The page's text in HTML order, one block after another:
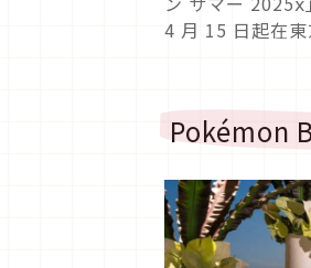
4 月 15 日起在東
Pokémon